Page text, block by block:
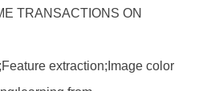
TRANSACTIONS ON
extraction;Image color